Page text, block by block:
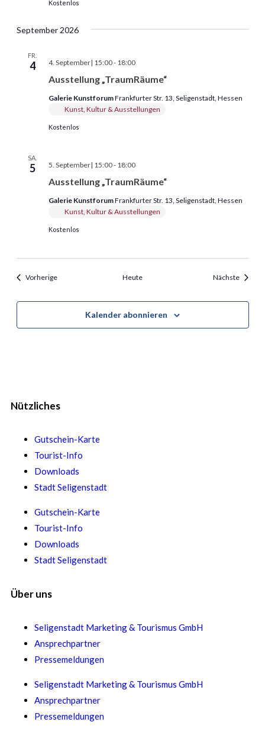
Kostenlos
September 2026
FR.
4
Ausstellung „TraumRäume“
4. September| 15:00- 18:00
Galerie KunstforumFrankfurter Str. 13, Seligenstadt, Hessen
Kunst, Kultur & Ausstellungen
Kostenlos
SA.
5
Ausstellung „TraumRäume“
5. September| 15:00- 18:00
Galerie KunstforumFrankfurter Str. 13, Seligenstadt, Hessen
Kunst, Kultur & Ausstellungen
Kostenlos
VorherigeVeranstaltungen Heute Nächste
Kalender abonnieren
Nützliches
Gutschein-Karte
Tourist-Info
Downloads
Stadt Seligenstadt
Gutschein-Karte
Tourist-Info
Downloads
Stadt Seligenstadt
Über uns
Seligenstadt Marketing & Tourismus GmbH
Ansprechpartner
Pressemeldungen
Seligenstadt Marketing & Tourismus GmbH
Ansprechpartner
Pressemeldungen